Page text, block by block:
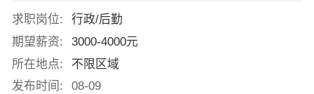
求职岗位:
行政/后勤
期望薪资:
3000-4000元
所在地点:
不限区域
发布时间:
08-09